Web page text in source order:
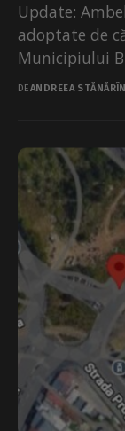
Update:
adoptate de
Municipiului
ar putea fi
DEANDREEA